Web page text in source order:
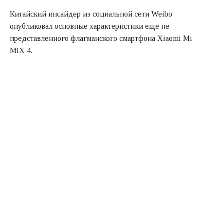
Китайский инсайдер из социальной сети Weibo
опубликовал основные характеристики еще не
представленного флагманского смартфона Xiaomi Mi
MIX 4.